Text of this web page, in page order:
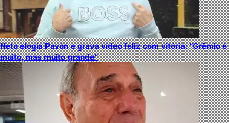
Neto elogia Pavón e grava vídeo feliz com vitória: “Grêmio é
muito, mas muito grande”